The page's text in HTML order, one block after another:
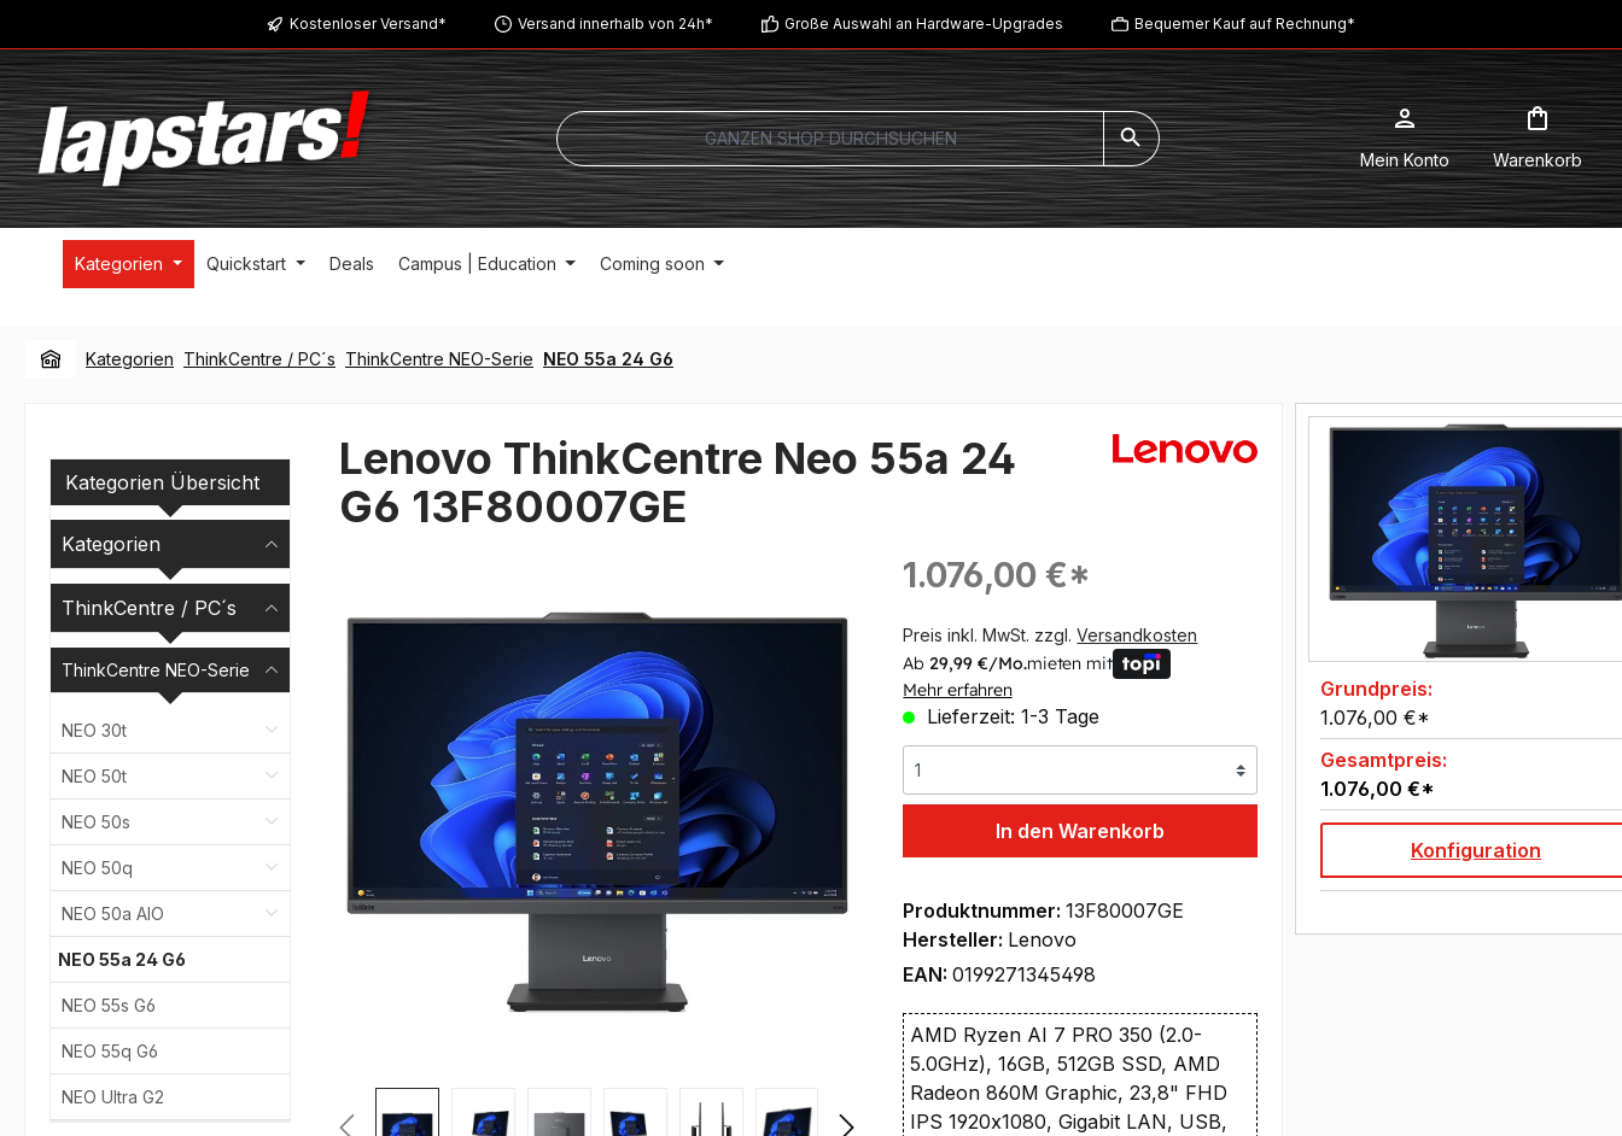
Zur Hauptnavigation springenKostenloser Versand* Versand innerhalb von 24h* Große Auswahl an Hardware-Upgrades Bequemer Kauf auf Rechnung*
Mein Konto Warenkorb
Kategorien Quickstart Deals Campus | Education Coming soon
Kategorien ThinkCentre / PC´s ThinkCentre NEO-Serie NEO 55a 24 G6
Kategorien Übersicht
Kategorien
ThinkCentre / PC´s
ThinkCentre NEO-Serie
NEO 30t
NEO 50t
NEO 50s
NEO 50q
NEO 50a AIO
NEO 55a 24 G6
NEO 55s G6
NEO 55q G6
NEO Ultra G2
Lenovo ThinkCentre Neo 55a 24
G6 13F80007GE
Regulärer Preis:
1.076,00 €*
Preis inkl. MwSt. zzgl.Versandkosten
Ab29,99 €/Mo.mieten mit
Mehr erfahren
Lieferzeit: 1-3 Tage
In den Warenkorb
Produktnummer:13F80007GE
Hersteller: Lenovo
EAN:0199271345498
AMD Ryzen AI 7 PRO 350 (2.0-
5.0GHz), 16GB, 512GB SSD, AMD
Radeon 860M Graphic, 23,8" FHD
IPS 1920x1080, Gigabit LAN, USB,
Grundpreis:
1.076,00 €*
Gesamtpreis:
1.076,00 €*
Konfiguration